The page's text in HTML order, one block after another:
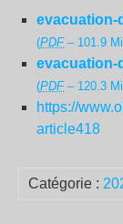
evacuation-
(PDF– 101.9
evacuation-
(PDF– 120.3
https://
article418
Catégorie :